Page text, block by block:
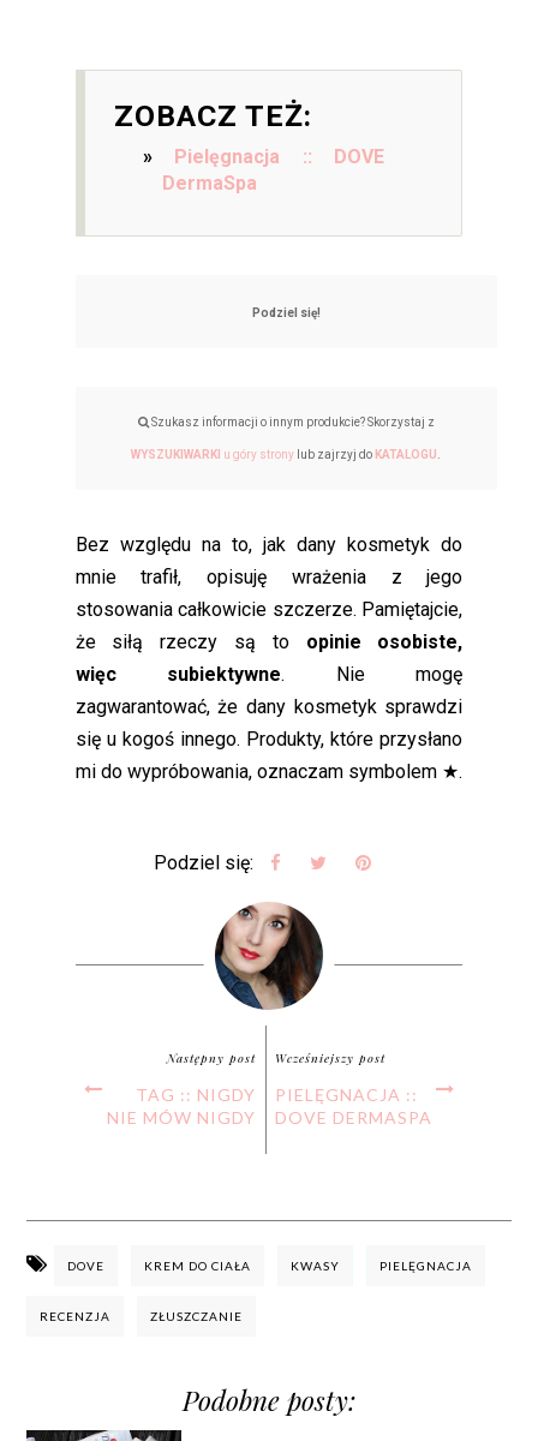
ZOBACZ TEŻ:
Pielęgnacja :: DOVE
DermaSpa
Podziel się!
Szukasz informacji o innym produkcie? Skorzystaj z
WYSZUKIWARKI u góry strony lub zajrzyj do KATALOGU
Bez względu na to, jak dany kosmetyk do
mnie trafił, opisuję wrażenia z jego
stosowania całkowicie szczerze. Pamiętajcie,
że siłą rzeczy są to opinie osobiste,
więc subiektywne. Nie mogę
zagwarantować, że dany kosmetyk sprawdzi
się u kogoś innego. Produkty, które przysłano
mi do wypróbowania, oznaczam symbolem ★.
Podziel się:
Następny post
TAG :: NIGDY
NIE MÓW NIGDY
Wcześniejszy post
PIELĘGNACJA ::
DOVE DERMASPA
DOVE KREM DO CIAŁA KWASY PIELĘGNACJA
RECENZJA ZŁUSZCZANIE
Podobne posty: